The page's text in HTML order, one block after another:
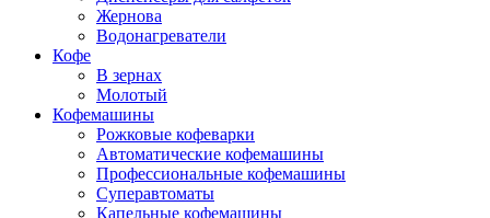
Жернова
Водонагреватели
Кофе
В зернах
Молотый
Кофемашины
Рожковые кофеварки
Автоматические кофемашины
Профессиональные кофемашины
Суперавтоматы
Капельные кофемашины